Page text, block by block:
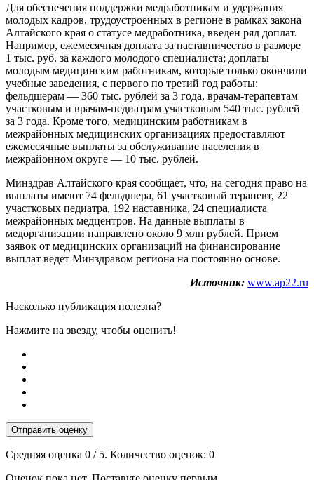
Для обеспечения поддержки медработникам и удержания
молодых кадров, трудоустроенных в регионе в рамках закона
Алтайского края о статусе медработника, введен ряд доплат.
Например, ежемесячная доплата за наставничество в размере
1 тыс. руб. за каждого молодого специалиста; доплаты
молодым медицинским работникам, которые только окончили
учебные заведения, с первого по третий год работы:
фельдшерам — 360 тыс. рублей за 3 года, врачам-терапевтам
участковым и врачам-педиатрам участковым 540 тыс. рублей
за 3 года. Кроме того, медицинским работникам в
межрайонных медицинских организациях предоставляют
ежемесячные выплаты за обслуживание населения в
межрайонном округе — 10 тыс. рублей.
Минздрав Алтайского края сообщает, что, на сегодня право на
выплаты имеют 74 фельдшера, 61 участковый терапевт, 22
участковых педиатра, 192 наставника, 24 специалиста
межрайонных медцентров. На данные выплаты в
медорганизации направлено около 9 млн рублей. Прием
заявок от медицинских организаций на финансирование
выплат ведет Минздравом региона на постоянно основе.
Источник: www.ap22.ru
Насколько публикация полезна?
Нажмите на звезду, чтобы оценить!
Отправить оценку
Средняя оценка 0 / 5. Количество оценок: 0